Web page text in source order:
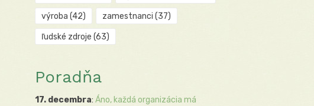
výroba (42) zamestnanci (37)
ľudské zdroje (63)
Poradňa
17. decembra: Áno, každá organizácia má